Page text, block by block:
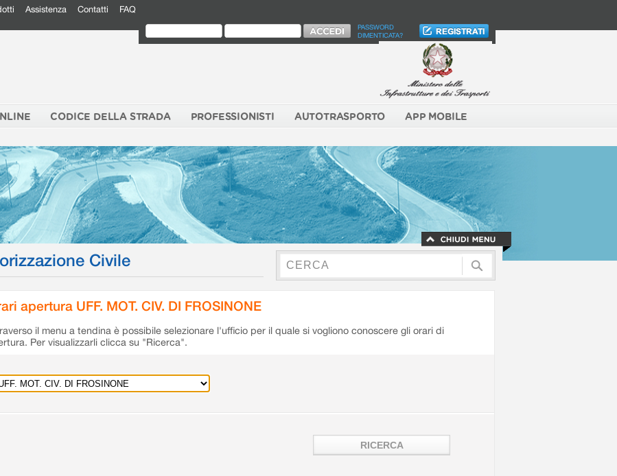
Assistenza Contatti FAQ
PASSWORD
DIMENTICATA?
CODICE DELLA STRADA PROFESSIONISTI AUTOTRASPORTO APP MOBILE
Civile
apertura UFF. MOT. CIV. DI FROSINONE
il menu a tendina è possibile selezionare l'ufficio per il quale si vogliono conoscere gli orari di
Per visualizzarli clicca su "Ricerca".